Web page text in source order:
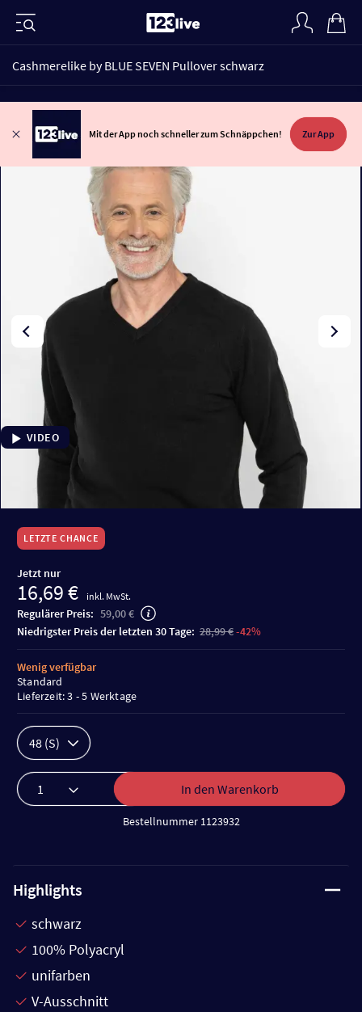
Cashmerelike by BLUE SEVEN Pullover schwarz
Mit der App noch schneller zum Schnäppchen! Zur App
VIDEO
LETZTE CHANCE
Jetzt nur
16,69 € inkl. MwSt.
Regulärer Preis: 59,00 €
niedrigster Preis der letzten 30 Tage: 28,99 €-42%
48 (S)
In den Warenkorb
Bestellnummer 1123932
Wenig verfügbar
Standard
Lieferzeit: 3 - 5 Werktage
Highlights
schwarz
100% Polyacryl
unifarben
V-Ausschnitt